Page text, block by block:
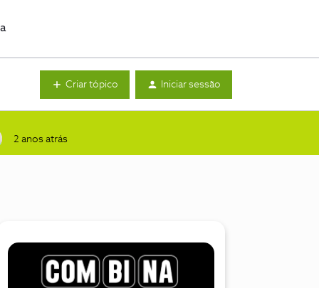
Criar tópico Iniciar sessão
2 anos atrás